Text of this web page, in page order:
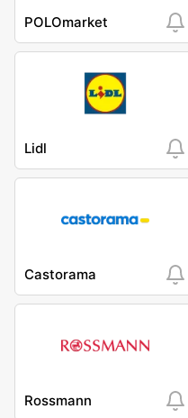
POLOmarket
Lidl
Castorama
Rossmann